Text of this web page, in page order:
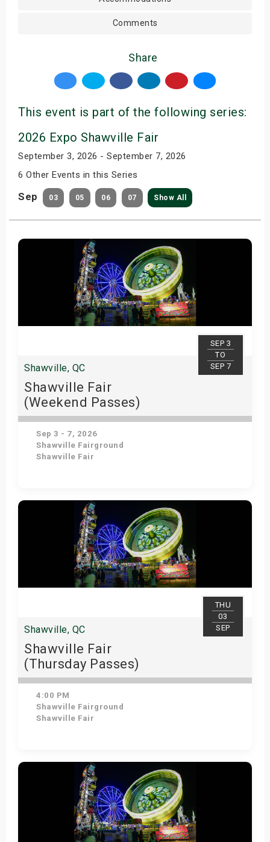
Comments
Share
This event is part of the following series:
2026 Expo Shawville Fair
September 3, 2026 - September 7, 2026
6 Other Events in this Series
Sep 03 05 06 07 Show All
SEP 3
TO
SEP 7
Shawville, QC
Shawville Fair
(Weekend Passes)
Sep 3 - 7, 2026
Shawville Fairground
Shawville Fair
Get Tickets
THU
03
SEP
Shawville, QC
Shawville Fair
(Thursday Passes)
4:00 PM
Shawville Fairground
Shawville Fair
Get Tickets